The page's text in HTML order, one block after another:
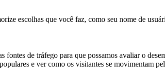
escolhas que você faz, como seu nome de
fontes de tráfego para que possamos avaliar o
e ver como os visitantes se movimentam